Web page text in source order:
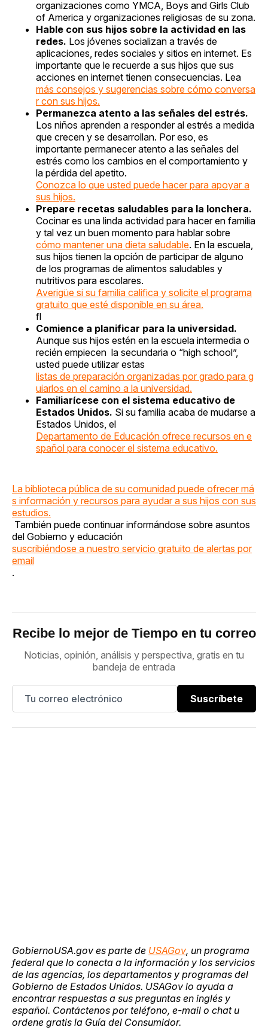
organizaciones como YMCA, Boys and Girls Club
of America y organizaciones religiosas de su zona.
Hable con sus hijos sobre la actividad en las
redes. Los jóvenes socializan a través de
aplicaciones, redes sociales y sitios en internet. Es
importante que le recuerde a sus hijos que sus
acciones en internet tienen consecuencias. Lea
más consejos y sugerencias sobre cómo conversa
r con sus hijos.
Permanezca atento a las señales del estrés.
Los niños aprenden a responder al estrés a medida
que crecen y se desarrollan. Por eso, es
importante permanecer atento a las señales del
estrés como los cambios en el comportamiento y
la pérdida del apetito.
Conozca lo que usted puede hacer para apoyar a
sus hijos.
Prepare recetas saludables para la lonchera.
Cocinar es una linda actividad para hacer en familia
y tal vez un buen momento para hablar sobre
cómo mantener una dieta saludable. En la escuela,
sus hijos tienen la opción de participar de alguno
de los programas de alimentos saludables y
nutritivos para escolares.
Averigüe si su familia califica y solicite el programa
gratuito que esté disponible en su área.
fl
Comience a planificar para la universidad.
Aunque sus hijos estén en la escuela intermedia o
recién empiecen la secundaria o “high school”,
usted puede utilizar estas
listas de preparación organizadas por grado para g
uiarlos en el camino a la universidad.
Familiarícese con el sistema educativo de
Estados Unidos. Si su familia acaba de mudarse a
Estados Unidos, el
Departamento de Educación ofrece recursos en e
spañol para conocer el sistema educativo.
La biblioteca pública de su comunidad puede ofrecer má
s información y recursos para ayudar a sus hijos con sus
estudios.
También puede continuar informándose sobre asuntos
del Gobierno y educación
suscribiéndose a nuestro servicio gratuito de alertas por
email
.
Recibe lo mejor de Tiempo en tu correo
Noticias, opinión, análisis y perspectiva, gratis en tu
bandeja de entrada
Suscríbete
GobiernoUSA.gov es parte de USAGov, un programa
federal que lo conecta a la información y los servicios
de las agencias, los departamentos y programas del
Gobierno de Estados Unidos. USAGov lo ayuda a
encontrar respuestas a sus preguntas en inglés y
español. Contáctenos por teléfono, e-mail o chat u
ordene gratis la Guía del Consumidor.